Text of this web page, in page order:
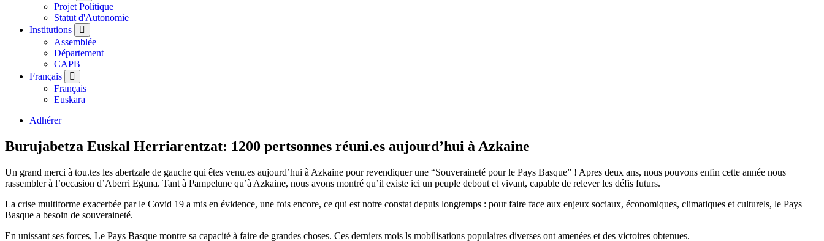
Projet Politique
Statut d'Autonomie
Institutions
Assemblée
Département
CAPB
Français
Français
Euskara
Adhérer
Burujabetza Euskal Herriarentzat: 1200 pertsonnes réuni.es aujourd’hui à Azkaine
Un grand merci à tou.tes les abertzale de gauche qui êtes venu.es aujourd’hui à Azkaine pour revendiquer une “Souveraineté pour le Pays Basque” ! Apres deux ans, nous pouvons enfin cette année nous
rassembler à l’occasion d’Aberri Eguna. Tant à Pampelune qu’à Azkaine, nous avons montré qu’il existe ici un peuple debout et vivant, capable de relever les défis futurs.
La crise multiforme exacerbée par le Covid 19 a mis en évidence, une fois encore, ce qui est notre constat depuis longtemps : pour faire face aux enjeux sociaux, économiques, climatiques et culturels, le Pays
Basque a besoin de souveraineté.
En unissant ses forces, Le Pays Basque montre sa capacité à faire de grandes choses. Ces derniers mois ls mobilisations populaires diverses ont amenées et des victoires obtenues.